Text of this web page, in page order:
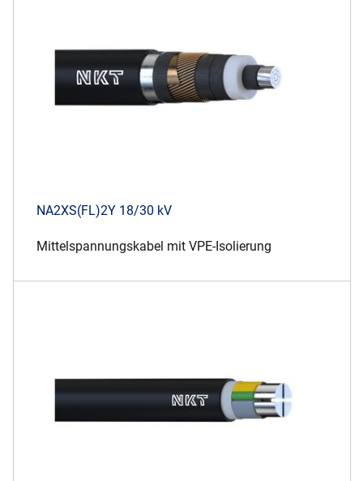
NA2XS(FL)2Y 18/30 kV
Mittelspannungskabel mit VPE-Isolierung